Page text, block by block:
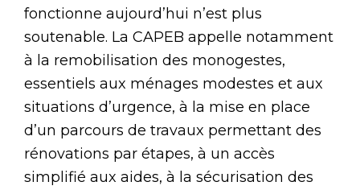
fonctionne aujourd’hui n’est plus
soutenable. La CAPEB appelle notamment
à la remobilisation des monogestes,
essentiels aux ménages modestes et aux
situations d’urgence, à la mise en place
d’un parcours de travaux permettant des
rénovations par étapes, à un accès
simplifié aux aides, à la sécurisation des